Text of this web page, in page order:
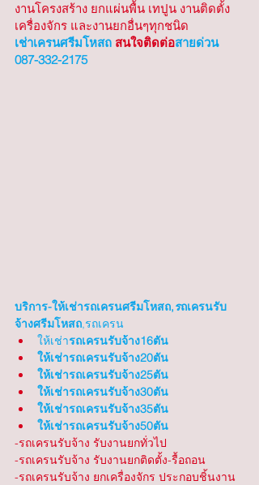
งานโครงสร้าง ยกแผ่นพื้น เทปูน งานติดตั้ง
เครื่องจักร และงานยกอื่นๆทุกชนิด
เช่าเครนศรีมโหสถ สนใจติดต่อสายด่วน
087-332-2175
บริการ-ให้เช่ารถเครนศรีมโหสถ,รถเครนรับ
จ้างศรีมโหสถ,รถเครน
ให้เช่ารถเครนรับจ้าง16ตัน
ให้เช่ารถเครนรับจ้าง20ตัน
ให้เช่ารถเครนรับจ้าง25ตัน
ให้เช่ารถเครนรับจ้าง30ตัน
ให้เช่ารถเครนรับจ้าง35ตัน
ให้เช่ารถเครนรับจ้าง50ตัน
-รถเครนรับจ้าง รับงานยกทั่วไป
-รถเครนรับจ้าง รับงานยกติดตั้ง-รื้อถอน
-รถเครนรับจ้าง ยกเครื่องจักร ประกอบชิ้นงาน